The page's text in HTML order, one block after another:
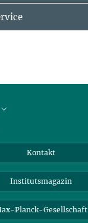
Kontakt
Institutsmagazin
Planck-Gesellschaft